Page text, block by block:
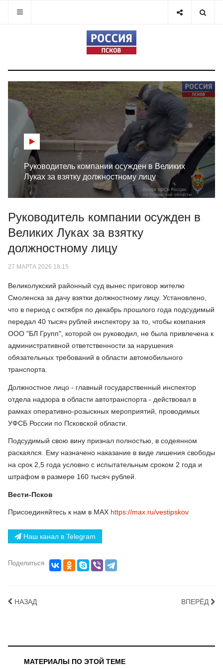
Руководитель компании осужден в Великих
Луках за взятку должностному лицу
Руководитель компании осужден в
Великих Луках за взятку
должностному лицу
27 МАРТА 2026 18:15
Великолукский районный суд вынес приговор жителю
Смоленска за дачу взятки должностному лицу. Установлено,
что в период с октября по декабрь прошлого года подсудимый
передал 40 тысяч рублей инспектору за то, чтобы компания
ООО "БЛ Групп", которой он руководил, не была привлечена к
административной ответственности за нарушения
обязательных требований в области автомобильного
транспорта.
Должностное лицо - главный государственный инспектор
отдела надзора в области автотранспорта - действовал в
рамках оперативно-розыскных мероприятий, проводимых
УФСБ России по Псковской области.
Подсудимый свою вину признал полностью, в содеянном
раскаялся. Ему назначено наказание в виде лишения свободы
на срок 2,5 года условно с испытательным сроком 2 года и
штрафом в размере 160 тысяч рублей.
Вести-Псков
Присоединяйтесь к нам в МАХ https://max.ru/vestipskov
Наш канал в Telegram
Поделиться
НАЗАД ВПЕРЁД
МАТЕРИАЛЫ ПО ЭТОЙ ТЕМЕ